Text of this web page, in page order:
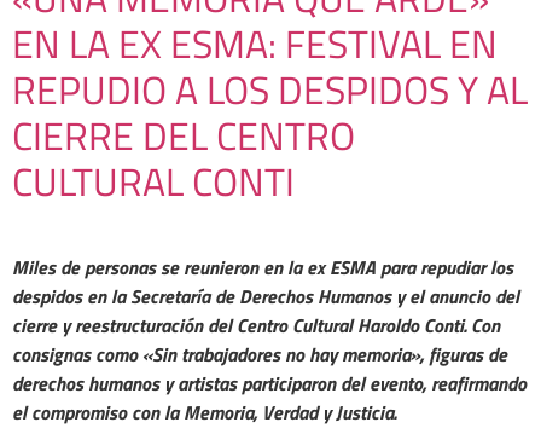
EN LA EX ESMA: FESTIVAL EN
REPUDIO A LOS DESPIDOS Y AL
CIERRE DEL CENTRO
CULTURAL CONTI
Miles de personas se reunieron en la ex ESMA para repudiar los
despidos en la Secretaría de Derechos Humanos y el anuncio del
cierre y reestructuración del Centro Cultural Haroldo Conti. Con
consignas como «Sin trabajadores no hay memoria», figuras de
derechos humanos y artistas participaron del evento, reafirmando
el compromiso con la Memoria, Verdad y Justicia.